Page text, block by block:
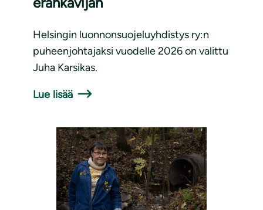
Helsingin luonnonsuojeluyhdistys ry:n
puheenjohtajaksi vuodelle 2026 on valittu
Juha Karsikas.
Lue lisää